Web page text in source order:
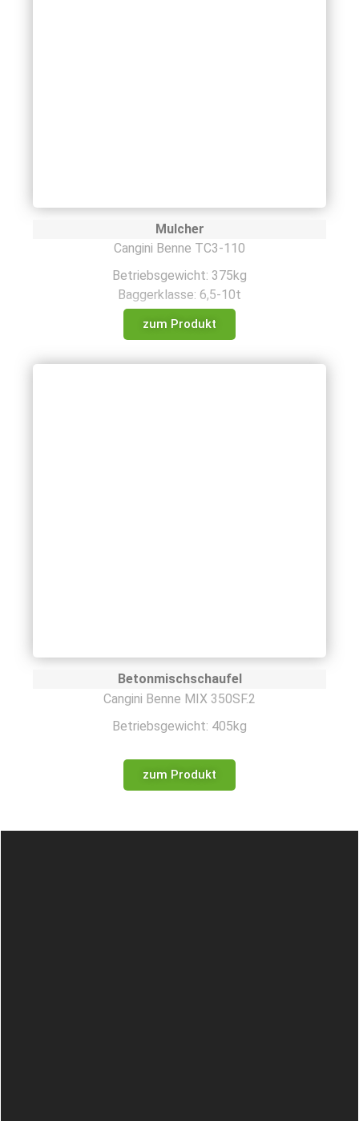
Mulcher
Cangini Benne TC3-110
Betriebsgewicht: 375kg
Baggerklasse: 6,5-10t
zum Produkt
Betonmischschaufel
Cangini Benne MIX 350SF.2
Betriebsgewicht: 405kg
zum Produkt